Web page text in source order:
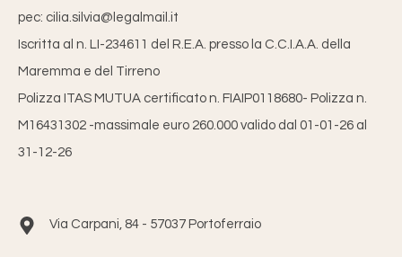
pec: cilia.silvia@legalmail.it
Iscritta al n. LI-234611 del R.E.A. presso la C.C.I.A.A. della
Maremma e del Tirreno
Polizza ITAS MUTUA certificato n. FIAIP0118680- Polizza n.
M16431302 -massimale euro 260.000 valido dal 01-01-26 al
31-12-26
Via Carpani, 84 - 57037 Portoferraio